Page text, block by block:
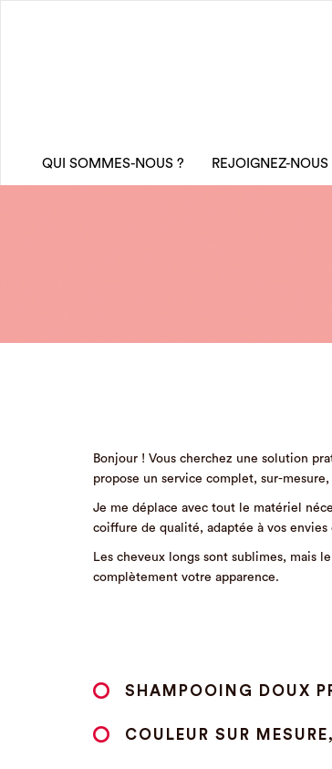
QUI SOMMES-NOUS ? REJOIGNEZ-NOUS
Bonjour ! Vous cherchez une solution
propose un service complet, sur-
Je me déplace avec tout le matériel
coiffure de qualité, adaptée à vos
Les cheveux longs sont sublimes, mais
complètement votre apparence.
SHAMPOOING DOUX
COULEUR SUR